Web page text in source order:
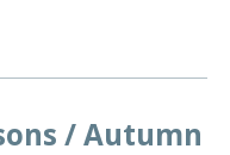
/ Autumn